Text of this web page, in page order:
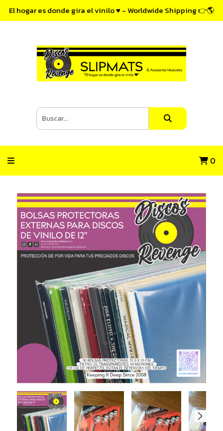
El hogar es donde gira el vinilo ♥ - Worldwide Shipping 👉🌎
0